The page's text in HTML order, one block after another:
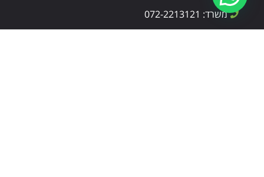
משרד: 072-2213121